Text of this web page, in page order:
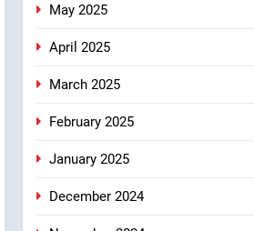
May 2025
April 2025
March 2025
February 2025
January 2025
December 2024